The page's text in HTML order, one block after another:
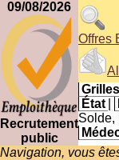
09/08/2026
Recrutement
public
Offres
État
Solde,
Navigation, vous